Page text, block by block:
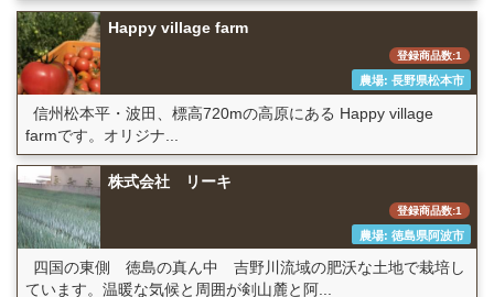
Happy village farm
登録商品数:1
農場: 長野県松本市
信州松本平・波田、標高720mの高原にある Happy village
farmです。オリジナ...
株式会社 リーキ
登録商品数:1
農場: 徳島県阿波市
四国の東側 徳島の真ん中 吉野川流域の肥沃な土地で栽培し
ています。温暖な気候と周囲が剣山麓と阿...